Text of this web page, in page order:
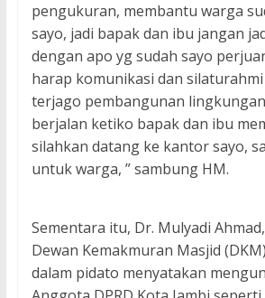
pengukuran, membantu warga
sayo, jadi bapak dan ibu jangan
dengan apo yg sudah sayo
harap komunikasi dan
terjago pembangunan
berjalan ketiko bapak dan ibu
silahkan datang ke kantor sayo,
untuk warga, ” sambung HM.
Sementara itu, Dr. Mulyadi
Dewan Kemakmuran Masjid
dalam pidato menyatakan